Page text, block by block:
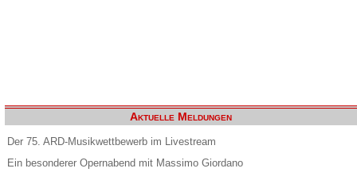
Aktuelle Meldungen
Der 75. ARD-Musikwettbewerb im Livestream
Ein besonderer Opernabend mit Massimo Giordano